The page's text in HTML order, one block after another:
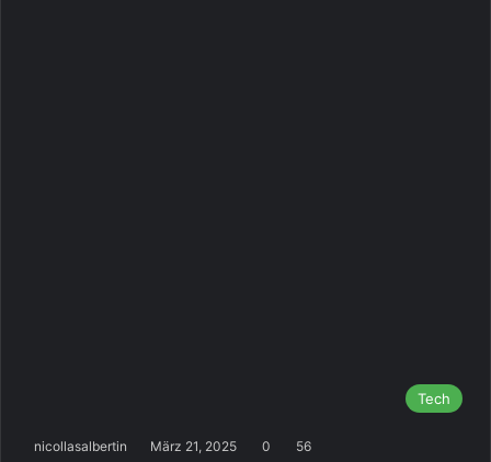
Tech
nicollasalbertin März 21, 2025 0 56